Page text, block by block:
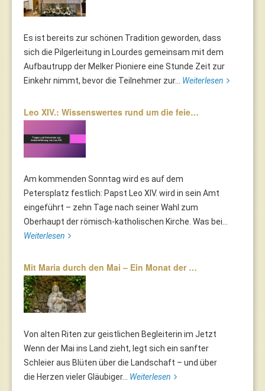
Es ist bereits zur schönen Tradition geworden, dass
sich die Pilgerleitung in Lourdes gemeinsam mit dem
Aufbautrupp der Melker Pioniere eine Stunde Zeit zur
Einkehr nimmt, bevor die Teilnehmer zur... Weiterlesen
Leo XIV.: Wissenswertes rund um die feie…
Am kommenden Sonntag wird es auf dem
Petersplatz festlich: Papst Leo XIV. wird in sein Amt
eingeführt – zehn Tage nach seiner Wahl zum
Oberhaupt der römisch-katholischen Kirche. Was bei...
Weiterlesen
Mit Maria durch den Mai – Ein Monat der …
Von alten Riten zur geistlichen Begleiterin im Jetzt
Wenn der Mai ins Land zieht, legt sich ein sanfter
Schleier aus Blüten über die Landschaft – und über
die Herzen vieler Gläubiger... Weiterlesen